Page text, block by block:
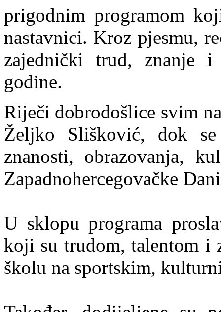
prigodnim programom
nastavnici. Kroz pjesmu,
zajednički trud, znanje
godine.
Riječi dobrodošlice svim
Željko Slišković, dok
znanosti, obrazovanja,
Zapadnohercegovačke
U sklopu programa
koji su trudom, talentom i
školu na sportskim,